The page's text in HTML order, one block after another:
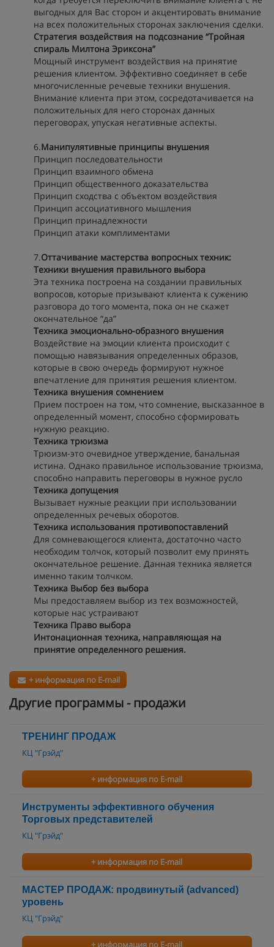
выгодных для Вас сторон и акцентировать внимание
на всех положительных сторонах заключения сделки.
Стратегия воздействия на подсознание “Тройная
спираль Милтона Эриксона”
Мощный инструмент воздействия на принятие
решения клиентом. Эффективно соединяет в себе
многочисленные речевые техники внушения.
Внимание клиента при этом, сосредотачивается на
положительных для него сторонах данных
переговорах, упуская негативные аспекты.
6.Манипулятивные принципы внушения
Принцип последовательности
Принцип взаимного обмена
Принцип общественного доказательства
Принцип сходства с объектом воздействия
Принцип ассоциативного мышления
Принцип принадлежности
Принцип атаки комплиментами
7.Оттачивание мастерства вопросных техник:
Техники внушения правильного выбора
Эта техника построена на создании правильных
вопросов, которые призывают клиента к сужению
разговора до того момента, пока он не скажет
окончательное “да”
Техника эмоционально-образного внушения
Воздействие на эмоции клиента происходит с
помощью навязывания определенных образов,
которые в свою очередь формируют нужное
впечатление для принятия решения клиентом.
Техника внушения сомнением
Прием построен на том, что сомнение, высказанное в
определенный момент, способно сформировать
нужную реакцию.
Техника трюизма
Трюизм-это очевидное утверждение, банальная
истина. Однако правильное использование трюизма,
способно направить переговоры в нужное русло
Техника допущения
Вызывает нужные реакции при использовании
определенных речевых оборотов.
Техника использования противопоставлений
Для сомневающегося клиента, достаточно часто
необходим толчок, который позволит ему принять
окончательное решение. Данная техника является
именно таким толчком.
Техника Выбор без выбора
Мы предоставляем выбор из тех возможностей,
которые нас устраивают
Техника Право выбора
Интонационная техника, направляющая на
принятие определенного решения.
+ информация по E-mail
Другие программы - продажи
ТРЕНИНГ ПРОДАЖ
КЦ "Грэйд"
+ информация по E-mail
Инструменты эффективного обучения
Торговых представителей
КЦ "Грэйд"
+ информация по E-mail
МАСТЕР ПРОДАЖ: продвинутый (advanced)
уровень
КЦ "Грэйд"
+ информация по E-mail